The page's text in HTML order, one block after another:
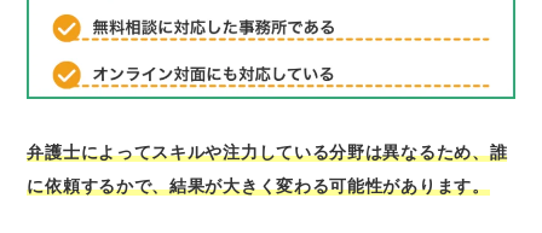
弁護士によってスキルや注力している分野は異なるため、誰
に依頼するかで、結果が大きく変わる可能性があります。